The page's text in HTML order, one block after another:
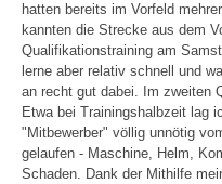
hatten bereits im Vorfeld
kannten die Strecke aus dem
Qualifikationstraining am
lerne aber relativ schnell und
an recht gut dabei. Im zweiten
Etwa bei Trainingshalbzeit lag
"Mitbewerber" völlig unnötig
gelaufen - Maschine, Helm,
Schaden. Dank der Mithilfe